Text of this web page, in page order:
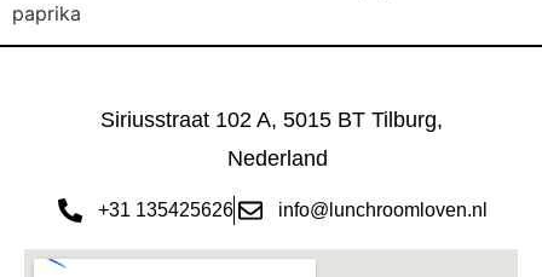
paprika
Siriusstraat 102 A, 5015 BT Tilburg,
Nederland
+31 135425626 info@lunchroomloven.nl